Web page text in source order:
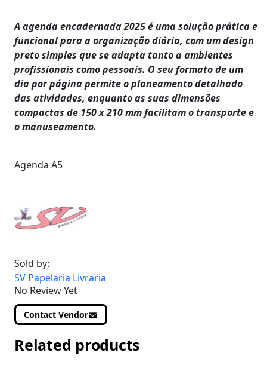
A agenda encadernada 2025 é uma solução prática e
funcional para a organização diária, com um design
preto simples que se adapta tanto a ambientes
profissionais como pessoais. O seu formato de um
dia por página permite o planeamento detalhado
das atividades, enquanto as suas dimensões
compactas de 150 x 210 mm facilitam o transporte e
o manuseamento.
Agenda A5
Sold by:
SV Papelaria Livraria
No Review Yet
Contact Vendor
Related products